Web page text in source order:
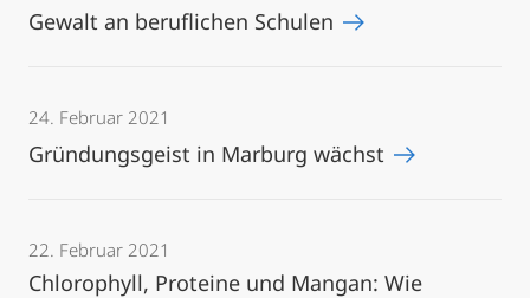
Gewalt an beruflichen Schulen
24. Februar 2021
Gründungsgeist in Marburg wächst
22. Februar 2021
Chlorophyll, Proteine und Mangan: Wie